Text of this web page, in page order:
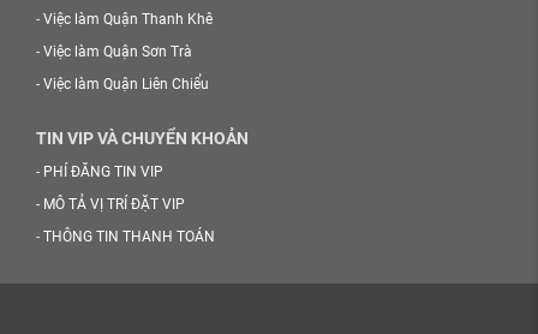
- Việc làm Quận Thanh Khê
- Việc làm Quận Sơn Trà
- Việc làm Quận Liên Chiểu
TIN VIP VÀ CHUYỂN KHOẢN
- PHÍ ĐĂNG TIN VIP
- MÔ TẢ VỊ TRÍ ĐẶT VIP
- THÔNG TIN THANH TOÁN